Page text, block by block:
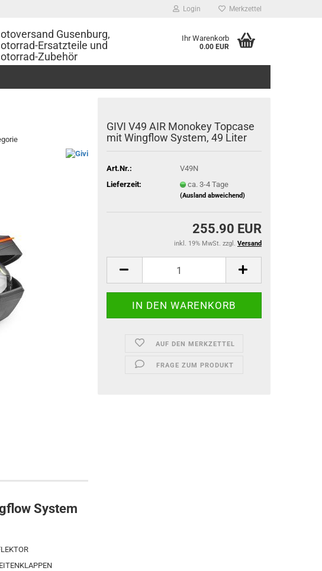
Login Merkzettel
Gusenburg,
Ersatzteile und
Zubehör
Ihr Warenkorb
0.00 EUR
GIVI V49 AIR Monokey Topcase
mit Wingflow System, 49 Liter
Art.Nr.:
V49N
Lieferzeit:
ca. 3-4 Tage
(Ausland abweichend)
255.90 EUR
inkl. 19% MwSt. zzgl. Versand
AUF DEN MERKZETTEL
FRAGE ZUM PRODUKT
System